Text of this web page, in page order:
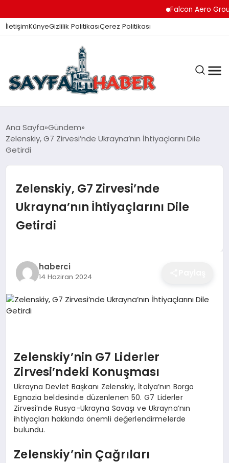
Falcon Aero Group,
İletişimKünyeGizlilik PolitikasıÇerez Politikası
ANA SAYFA
GÜNDEM
İZMIR HABERLERI
EKONOMI
SAĞLIK
SPOR
YAŞAM
DIĞER
Ana Sayfa Gündem
Zelenskiy, G7 Zirvesi’nde Ukrayna’nın İhtiyaçlarını Dile
Getirdi
Zelenskiy, G7 Zirvesi’nde
Ukrayna’nın İhtiyaçlarını Dile
Getirdi
haberci
14 Haziran 2024
Zelenskiy’nin G7 Liderler
Zirvesi’ndeki Konuşması
Ukrayna Devlet Başkanı Zelenskiy, İtalya’nın Borgo
Egnazia beldesinde düzenlenen 50. G7 Liderler
Zirvesi’nde Rusya-Ukrayna Savaşı ve Ukrayna’nın
ihtiyaçları hakkında önemli değerlendirmelerde
bulundu.
Zelenskiy’nin Çağrıları